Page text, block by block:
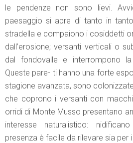
le pendenze non sono lievi.
paesaggio si apre di tanto in
stradella e compaiono i cosiddetti
dall’erosione; versanti verticali o
dal fondovalle e interrompono
Queste pare- ti hanno una forte
stagione avanzata, sono
che coprono i versanti con
orridi di Monte Musso presentano
interesse naturalistico:
presenza è facile da rilevare sia per